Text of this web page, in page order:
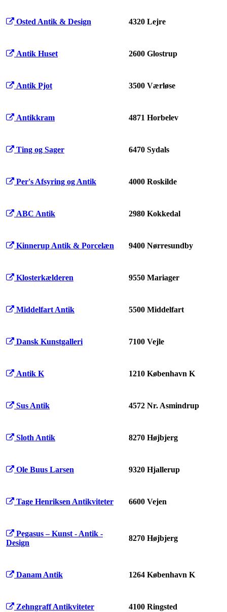
Osted Antik & Design 4320 Lejre
Antik Huset 2600 Glostrup
Antik Pjot 3500 Værløse
Antikkram 4871 Horbelev
Ting og Sager 6470 Sydals
Per's Afsyring og Antik 4000 Roskilde
ABC Antik 2980 Kokkedal
Kinnerup Antik & Porcelæn 9400 Nørresundby
Klosterkælderen 9550 Mariager
Middelfart Antik 5500 Middelfart
Dansk Kunstgalleri 7100 Vejle
Antik K 1210 København K
Sus Antik 4572 Nr. Asmindrup
Sloth Antik 8270 Højbjerg
Ole Buus Larsen 9320 Hjallerup
Tage Henriksen Antikviteter 6600 Vejen
Pegasus – Kunst - Antik -
Design
8270 Højbjerg
Danam Antik 1264 København K
Zehngraff Antikviteter 4100 Ringsted